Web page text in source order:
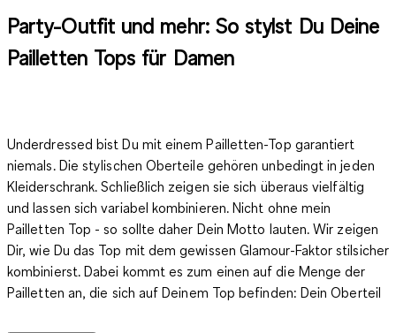
Party-Outfit und mehr: So stylst Du Deine
Pailletten Tops für Damen
Underdressed bist Du mit einem Pailletten-Top garantiert
niemals. Die stylischen Oberteile gehören unbedingt in jeden
Kleiderschrank. Schließlich zeigen sie sich überaus vielfältig
und lassen sich variabel kombinieren. Nicht ohne mein
Pailletten Top - so sollte daher Dein Motto lauten. Wir zeigen
Dir, wie Du das Top mit dem gewissen Glamour-Faktor stilsicher
kombinierst. Dabei kommt es zum einen auf die Menge der
Pailletten an, die sich auf Deinem Top befinden: Dein Oberteil